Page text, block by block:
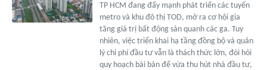
TP HCM đang đẩy mạnh phát triển các tuyến
metro và khu đô thị TOD, mở ra cơ hội gia
tăng giá trị bất động sản quanh các ga. Tuy
nhiên, việc triển khai hạ tầng đồng bộ và quản
lý chi phí đầu tư vẫn là thách thức lớn, đòi hỏi
quy hoạch bài bản để vừa thu hút nhà đầu tư,